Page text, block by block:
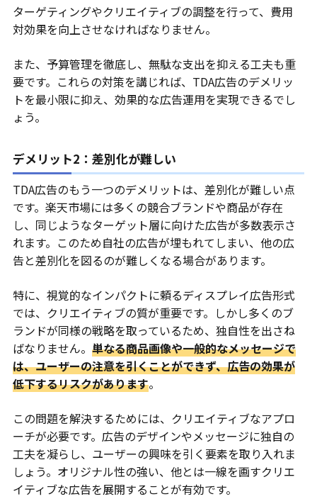
ターゲティングやクリエイティブの調整を行って、費用
対効果を向上させなければなりません。
また、予算管理を徹底し、無駄な支出を抑える工夫も重
要です。これらの対策を講じれば、TDA広告のデメリッ
トを最小限に抑え、効果的な広告運用を実現できるでし
ょう。
デメリット2：差別化が難しい
TDA広告のもう一つのデメリットは、差別化が難しい点
です。楽天市場には多くの競合ブランドや商品が存在
し、同じようなターゲット層に向けた広告が多数表示さ
れます。このため自社の広告が埋もれてしまい、他の広
告と差別化を図るのが難しくなる場合があります。
特に、視覚的なインパクトに頼るディスプレイ広告形式
では、クリエイティブの質が重要です。しかし多くのブ
ランドが同様の戦略を取っているため、独自性を出さね
ばなりません。単なる商品画像や一般的なメッセージで
は、ユーザーの注意を引くことができず、広告の効果が
低下するリスクがあります。
この問題を解決するためには、クリエイティブなアプロ
ーチが必要です。広告のデザインやメッセージに独自の
工夫を凝らし、ユーザーの興味を引く要素を取り入れま
しょう。オリジナル性の強い、他とは一線を画すクリエ
イティブな広告を展開することが有効です。